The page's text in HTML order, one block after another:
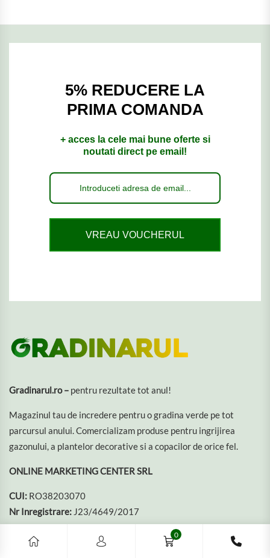
0
5% REDUCERE LA
PRIMA COMANDA
+ acces la cele mai bune oferte si
noutati direct pe email!
VREAU VOUCHERUL
Gradinarul.ro – pentru rezultate tot anul!
Magazinul tau de incredere pentru o gradina verde pe tot
parcursul anului. Comercializam produse pentru ingrijirea
gazonului, a plantelor decorative si a copacilor de orice fel.
ONLINE MARKETING CENTER SRL
CUI: RO38203070
Nr Inregistrare: J23/4649/2017